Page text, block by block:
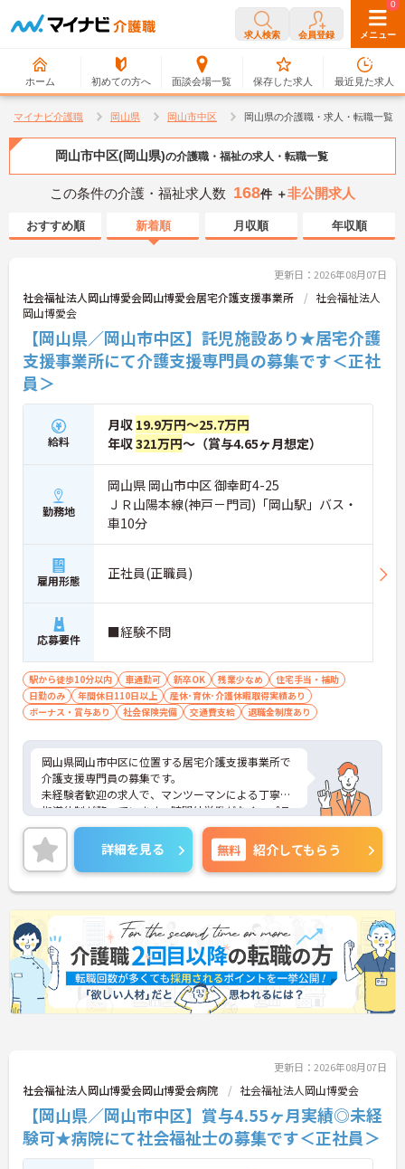
求人検索 会員登録 メニュー
ホーム 初めての方へ 面談会場一覧
0
保存した求人
0
最近見た求人
マイナビ介護職 岡山県 岡山市中区 岡山県の介護職・求人・転職一覧
岡山市中区(岡山県)の介護職・福祉の求人・転職一覧
この条件の介護・福祉求人数 168件 ＋非公開求人
おすすめ順 新着順 月収順 年収順
更新日：2026年08月07日
社会福祉法人岡山博愛会岡山博愛会居宅介護支援事業所
社会福祉法人
岡山博愛会
【岡山県／岡山市中区】託児施設あり★居宅介護
支援事業所にて介護支援専門員の募集です＜正社
員＞
給料
月収 19.9万円～25.7万円
年収321万円～（賞与4.65ヶ月想定）
勤務地
岡山県 岡山市中区 御幸町4-25
ＪＲ山陽本線(神戸－門司)「岡山駅」バス・
車10分
雇用形態 正社員(正職員)
応募要件 ■経験不問
駅から徒歩10分以内 車通勤可 新卒OK 残業少なめ
住宅手当・補助
日勤のみ
年間休日110日以上
産休･育休･介護休暇取得実績あり
ボーナス・賞与あり
社会保険完備 交通費支給 退職金制度あり
岡山県岡山市中区に位置する居宅介護支援事業所で
介護支援専門員の募集です。
未経験者歓迎の求人で、マンツーマンによる丁寧な
指導体制が整っています。時間外労働がなく、プラ
イベートとの両立を目指しやすい環境です。賞与は
過去実績で計4.65ヶ月分が支給されており、安定し
た待遇も魅力です。また、託児施設や育児時短勤務
制度、子の看護休暇制度など子育て支援も充実して
おり、長く働きやすい職場環境が整っています。ご
興味のある方には、面接対策ポイントなどさらに詳
細をお話いたしますので、お気軽にご相談くださ
い。
■ 未経験でも安心の教育体制
→ 安心して業務を習得しながら成長できる環境です
詳細を見る 無料 紹介してもらう
更新日：2026年08月07日
社会福祉法人岡山博愛会岡山博愛会病院 社会福祉法人岡山博愛会
【岡山県／岡山市中区】賞与4.55ヶ月実績◎未経
験可★病院にて社会福祉士の募集です＜正社員＞